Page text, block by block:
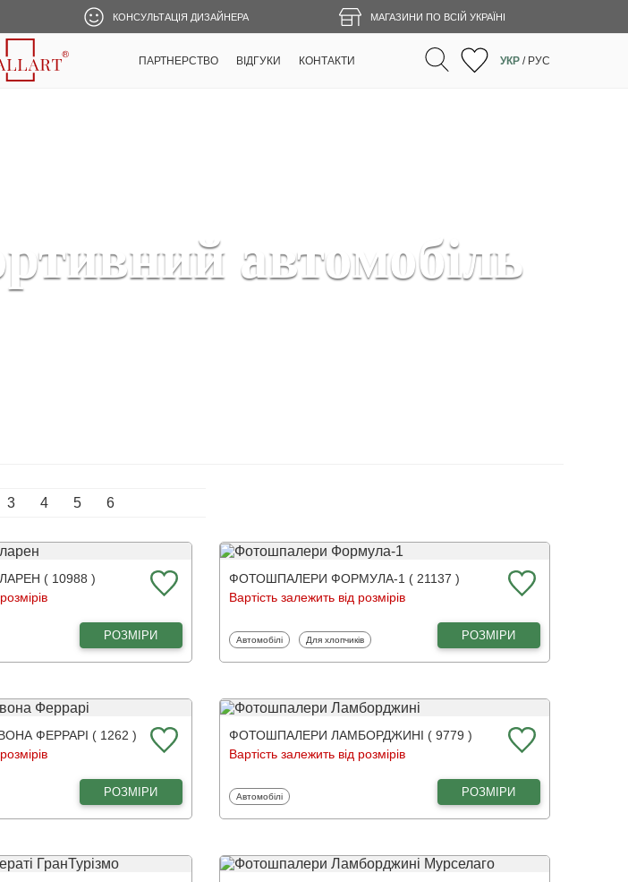
КОНСУЛЬТАЦІЯ ДИЗАЙНЕРА МАГАЗИНИ ПО ВСІЙ УКРАЇНІ
ПАРТНЕРСТВО ВІДГУКИ КОНТАКТИ УКР / РУС
автомобіль
3 4 5 6
( 10988 )
РОЗМІРИ
ФОТОШПАЛЕРИ ФОРМУЛА-1 ( 21137 )
Вартість залежить від розмірів
Фотошпалери
Автомобілі Фотошпалери
Для хлопчиків РОЗМІРИ
ФЕРРАРІ ( 1262 )
РОЗМІРИ
ФОТОШПАЛЕРИ ЛАМБОРДЖИНІ ( 9779 )
Вартість залежить від розмірів
Фотошпалери
Автомобілі РОЗМІРИ